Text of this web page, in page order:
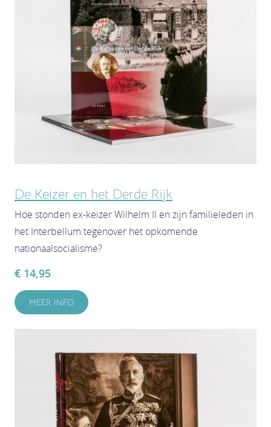
De Keizer en het Derde Rijk
Hoe stonden ex-keizer Wilhelm II en zijn familieleden in
het Interbellum tegenover het opkomende
nationaalsocialisme?
€ 14,95
MEER INFO